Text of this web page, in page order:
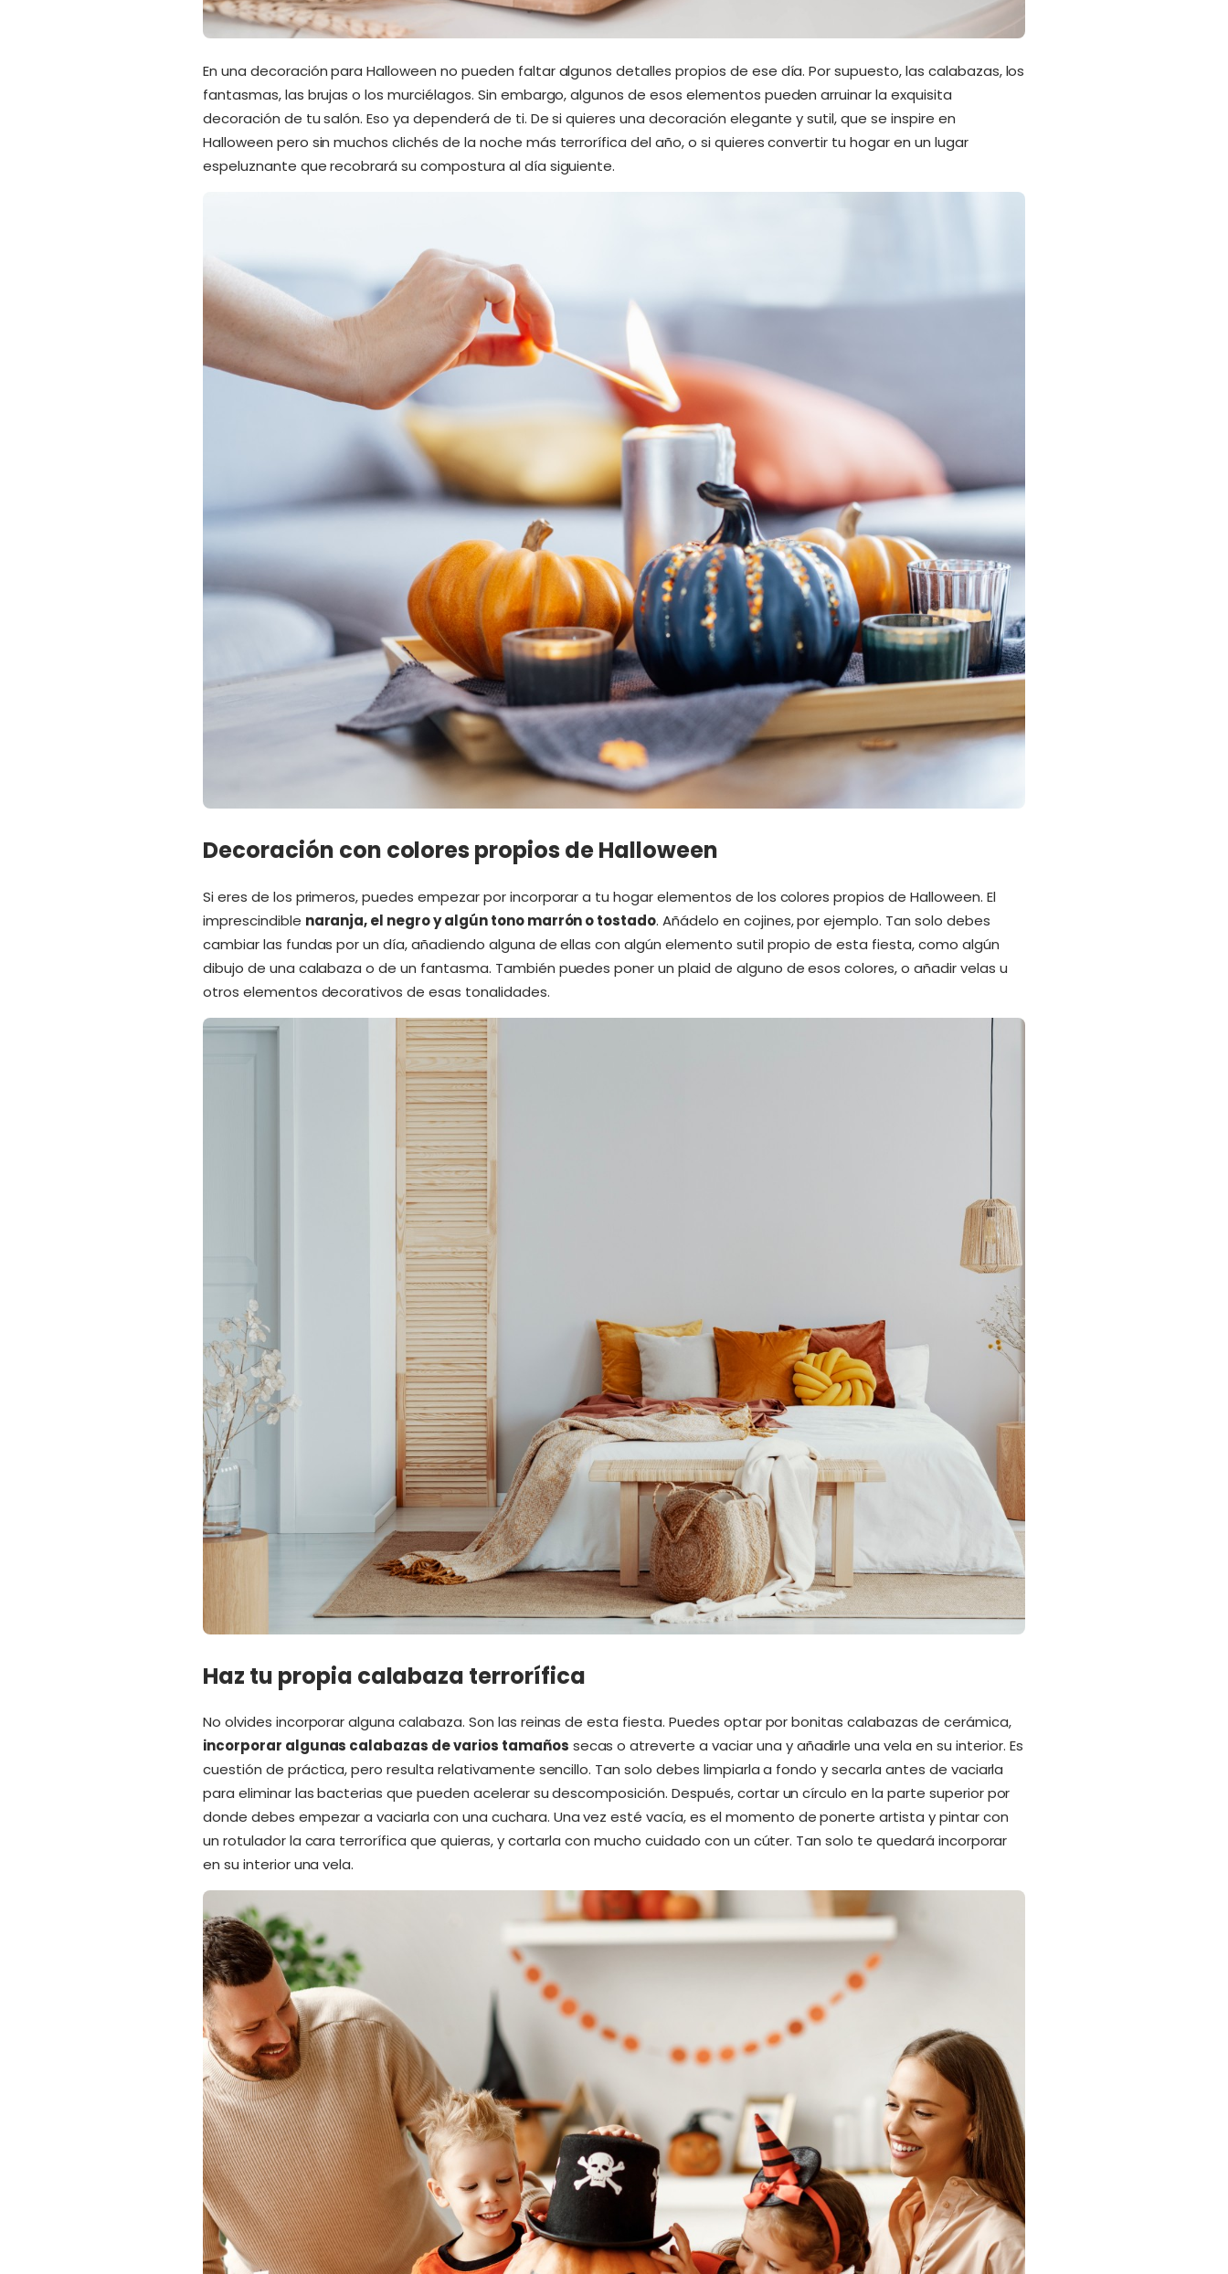
En una decoración para Halloween no pueden faltar algunos detalles propios de ese día. Por supuesto, las calabazas, los
fantasmas, las brujas o los murciélagos. Sin embargo, algunos de esos elementos pueden arruinar la exquisita
decoración de tu salón. Eso ya dependerá de ti. De si quieres una decoración elegante y sutil, que se inspire en
Halloween pero sin muchos clichés de la noche más terrorífica del año, o si quieres convertir tu hogar en un lugar
espeluznante que recobrará su compostura al día siguiente.
Decoración con colores propios de Halloween
Si eres de los primeros, puedes empezar por incorporar a tu hogar elementos de los colores propios de Halloween. El
imprescindible naranja, el negro y algún tono marrón o tostado. Añádelo en cojines, por ejemplo. Tan solo debes
cambiar las fundas por un día, añadiendo alguna de ellas con algún elemento sutil propio de esta fiesta, como algún
dibujo de una calabaza o de un fantasma. También puedes poner un plaid de alguno de esos colores, o añadir velas u
otros elementos decorativos de esas tonalidades.
Haz tu propia calabaza terrorífica
No olvides incorporar alguna calabaza. Son las reinas de esta fiesta. Puedes optar por bonitas calabazas de cerámica,
incorporar algunas calabazas de varios tamaños secas o atreverte a vaciar una y añadirle una vela en su interior. Es
cuestión de práctica, pero resulta relativamente sencillo. Tan solo debes limpiarla a fondo y secarla antes de vaciarla
para eliminar las bacterias que pueden acelerar su descomposición. Después, cortar un círculo en la parte superior por
donde debes empezar a vaciarla con una cuchara. Una vez esté vacía, es el momento de ponerte artista y pintar con
un rotulador la cara terrorífica que quieras, y cortarla con mucho cuidado con un cúter. Tan solo te quedará incorporar
en su interior una vela.